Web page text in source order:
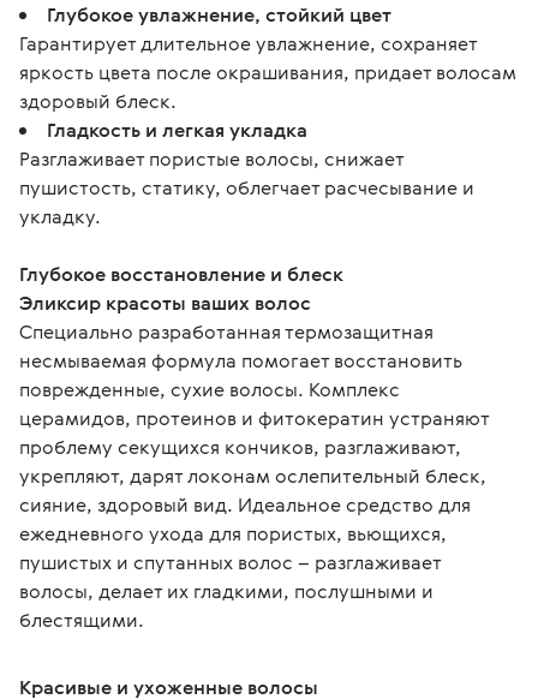
Глубокое увлажнение, стойкий цвет
Гарантирует длительное увлажнение, сохраняет
яркость цвета после окрашивания, придает волосам
здоровый блеск.
Гладкость и легкая укладка
Разглаживает пористые волосы, снижает
пушистость, статику, облегчает расчесывание и
укладку.
Глубокое восстановление и блеск
Эликсир красоты ваших волос
Специально разработанная термозащитная
несмываемая формула помогает восстановить
поврежденные, сухие волосы. Комплекс
церамидов, протеинов и фитокератин устраняют
проблему секущихся кончиков, разглаживают,
укрепляют, дарят локонам ослепительный блеск,
сияние, здоровый вид. Идеальное средство для
ежедневного ухода для пористых, вьющихся,
пушистых и спутанных волос – разглаживает
волосы, делает их гладкими, послушными и
блестящими.
Красивые и ухоженные волосы